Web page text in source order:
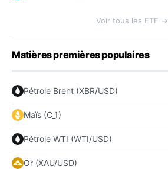
Voir tous les ETF →
Matières premières populaires
Pétrole Brent (XBR/USD)
Maïs (C_1)
Pétrole WTI (WTI/USD)
Or (XAU/USD)